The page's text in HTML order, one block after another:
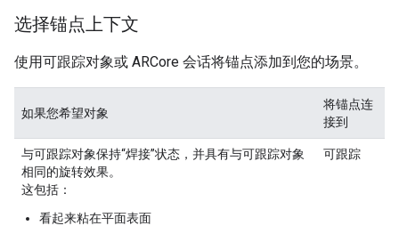
选择锚点上下文
使用可跟踪对象或 ARCore 会话将锚点添加到您的场景。
如果您希望对象
将锚点连
接到
与可跟踪对象保持“焊接”状态，并具有与可跟踪对象
相同的旋转效果。
这包括：
看起来粘在平面表面
可跟踪